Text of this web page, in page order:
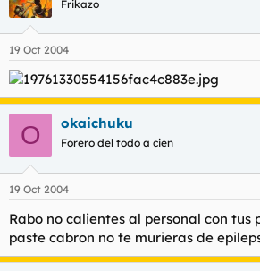
Frikazo
19 Oct 2004
O okaichuku
Forero del todo a cien
19 Oct 2004
Rabo no calientes al personal con tus
paste cabron no te murieras de